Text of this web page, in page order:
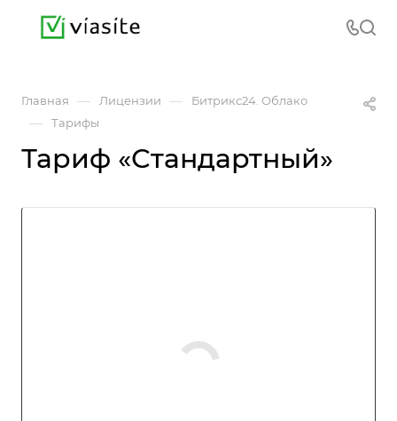
Главная — Лицензии — Битрикс24. Облако
— Тарифы
Тариф «Стандартный»